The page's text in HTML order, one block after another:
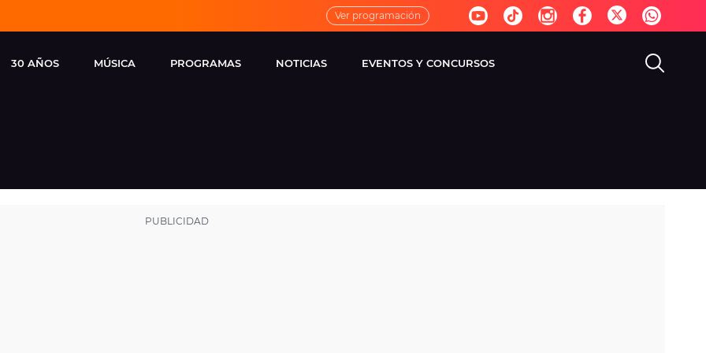
Ver programación
30 AÑOS MÚSICA
FM
PROGRAMAS
VIRALES
NOTICIAS EVENTOS Y CONCURSOS